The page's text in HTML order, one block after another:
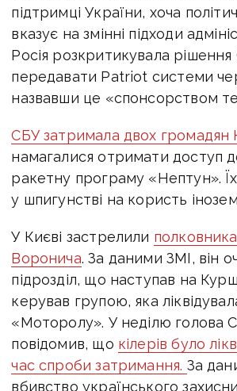
підтримці України, хоча
вказує на змінні підходи
Росія розкритикувала
передавати Patriot системи
назвавши це «спонсорством
СБУ затримала двох громадян
намагалися отримати доступ
ракетну програму «Нептун».
у шпигунстві на користь
У Києві застрелили п
Воронича. За даними ЗМІ, він
підрозділ, що наступав на
керував групою, яка
«Моторолу». У неділю голова
повідомив, що кілерів було
час спроби затримання. За
вбивство українського